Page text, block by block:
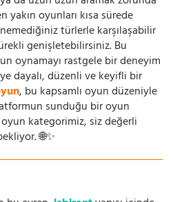
yakın oyunları kısa sürede
türlerle karşılaşabilir
genişletebilirsiniz. Bu
oynamayı rastgele bir deneyim
dayalı, düzenli ve keyifli bir
, bu kapsamlı oyun düzeniyle
sunduğu bir oyun
kategorimiz, siz değerli
🌐✨